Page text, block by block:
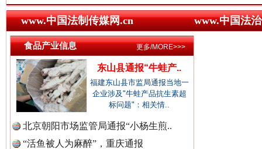
中国律师在线.
中国参政网.中
三年瞒报超千万 隐匿收入偷税被查处..
www.中国法制传媒网.cn www.中国法
食品产业信息
东山县通报“牛蛙产..
福建东山县市监局通报当地一
企业涉及"牛蛙产品抗生素超
标问题"：相关情..
北京朝阳市场监管局通报“小杨生煎..
“活鱼被人为麻醉”，重庆通报
更多/MORE>>>